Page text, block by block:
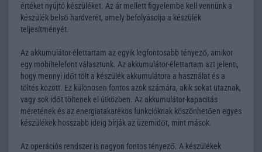
értéket nyújtó készüléket. Az ár mellett figyelembe kell vennünk a
készülék belső hardverét, amely befolyásolja a készülék
teljesítményét.
Az akkumulátor-élettartam az egyik legfontosabb tényező, amikor
egy mobiltelefont választunk. Az akkumulátor-élettartam azt jelenti,
hogy mennyi időt tölt a készülék akkumulátora a használat és a
töltés között. Ez különösen fontos azok számára, akik sokat utaznak,
vagy sok időt töltenek el útközben. Az akkumulátor-kapacitás
méretének és az energiatakarékos funkcióknak köszönhetően egyes
készülékek hosszabb ideig bírják az üzemidőt, mint mások.
Az operációs rendszer is nagyon fontos tényező. A készülékek